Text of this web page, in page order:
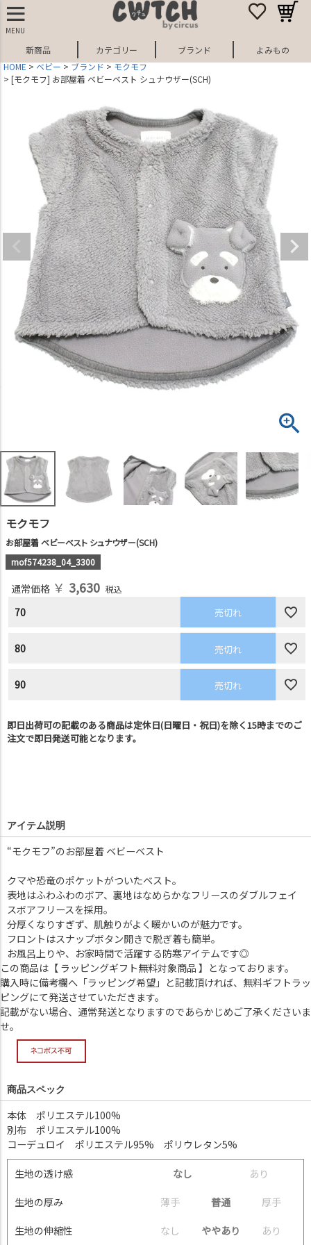
MENU
新商品 カテゴリー ブランド
よみもの
HOME
ベビー ブランド
モクモフ
[モクモフ] お部屋着 ベビーベスト シュナウザー(SCH)
モクモフ
お部屋着 ベビーベスト シュナウザー(SCH)
mof574238_04_3300
通常価格 ￥ 3,630 税込
70 売切れ
80 売切れ
90 売切れ
即日出荷可の記載のある商品は定休日(日曜日・祝日)を除く15時までのご
注文で即日発送可能となります。
アイテム説明
“モクモフ”のお部屋着 ベビーベスト
クマや恐竜のポケットがついたベスト。
表地はふわふわのボア、裏地はなめらかなフリースのダブルフェイ
スボアフリースを採用。
分厚くなりすぎず、肌触りがよく暖かいのが魅力です。
フロントはスナップボタン開きで脱ぎ着も簡単。
お風呂上りや、お家時間で活躍する防寒アイテムです◎
この商品は【 ラッピングギフト無料対象商品 】となっております。
購入時に備考欄へ「ラッピング希望」と記載頂ければ、無料ギフトラッ
ピングにて発送させていただきます。
記載がない場合、通常発送となりますのであらかじめご了承くださいま
せ。
商品スペック
本体 ポリエステル100%
別布 ポリエステル100%
コーデュロイ ポリエステル95% ポリウレタン5%
生地の透け感 なし あ り
生地の厚み 薄手 普通 厚手
生地の伸縮性 な し ややあり あ り